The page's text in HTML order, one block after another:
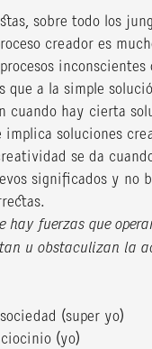
sobre todo los
creador es
inconscientes
que a la simple
cuando hay cierta
implica soluciones
se da
significados y no
hay fuerzas que
u obstaculizan la
(super yo)
(yo)